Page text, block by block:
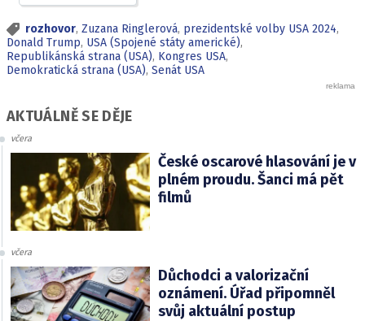
rozhovor, Zuzana Ringlerová, prezidentské volby USA 2024,
Donald Trump, USA (Spojené státy americké),
Republikánská strana (USA), Kongres USA,
Demokratická strana (USA), Senát USA
AKTUÁLNĚ SE DĚJE
včera
České oscarové hlasování je v
plném proudu. Šanci má pět
filmů
včera
Důchodci a valorizační
oznámení. Úřad připomněl
svůj aktuální postup